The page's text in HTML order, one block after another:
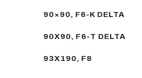
90×90, F6-K DELTA
90X90, F6-T DELTA
93X190, F8